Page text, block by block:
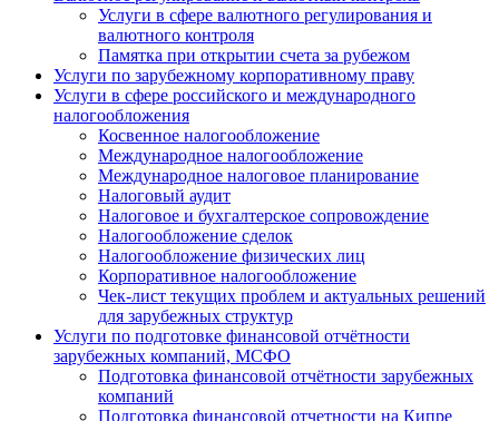
Услуги в сфере валютного регулирования и
валютного контроля
Памятка при открытии счета за рубежом
Услуги по зарубежному корпоративному праву
Услуги в сфере российского и международного
налогообложения
Косвенное налогообложение
Международное налогообложение
Международное налоговое планирование
Налоговый аудит
Налоговое и бухгалтерское сопровождение
Налогообложение сделок
Налогообложение физических лиц
Корпоративное налогообложение
Чек-лист текущих проблем и актуальных решений
для зарубежных структур
Услуги по подготовке финансовой отчётности
зарубежных компаний, МСФО
Подготовка финансовой отчётности зарубежных
компаний
Подготовка финансовой отчетности на Кипре